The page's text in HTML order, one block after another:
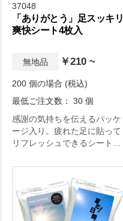
37048
「ありがとう」足スッキリ
爽快シート4枚入
無地品 ￥210 ~
200 個の場合 (税込)
最低ご注文数： 30 個
感謝の気持ちを伝えるパッケ
ージ入り。疲れた足に貼って
リフレッシュできるシートで